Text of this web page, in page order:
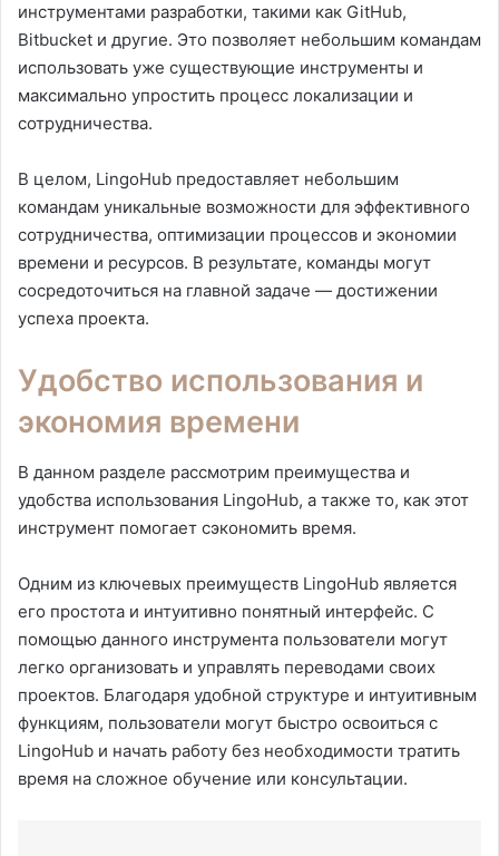
инструментами разработки, такими как GitHub,
Bitbucket и другие. Это позволяет небольшим командам
использовать уже существующие инструменты и
максимально упростить процесс локализации и
сотрудничества.
В целом, LingoHub предоставляет небольшим
командам уникальные возможности для эффективного
сотрудничества, оптимизации процессов и экономии
времени и ресурсов. В результате, команды могут
сосредоточиться на главной задаче — достижении
успеха проекта.
Удобство использования и
экономия времени
В данном разделе рассмотрим преимущества и
удобства использования LingoHub, а также то, как этот
инструмент помогает сэкономить время.
Одним из ключевых преимуществ LingoHub является
его простота и интуитивно понятный интерфейс. С
помощью данного инструмента пользователи могут
легко организовать и управлять переводами своих
проектов. Благодаря удобной структуре и интуитивным
функциям, пользователи могут быстро освоиться с
LingoHub и начать работу без необходимости тратить
время на сложное обучение или консультации.